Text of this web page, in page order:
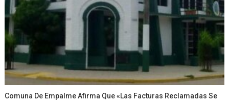
Comuna De Empalme Afirma Que «las Facturas Reclamadas Se